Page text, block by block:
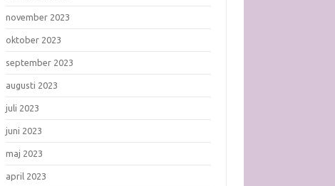
november 2023
oktober 2023
september 2023
augusti 2023
juli 2023
juni 2023
maj 2023
april 2023